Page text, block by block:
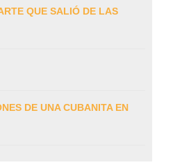
QUE SALIÓ DE LAS
DE UNA CUBANITA EN